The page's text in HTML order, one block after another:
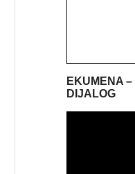
EKUMENA
DIJALOG